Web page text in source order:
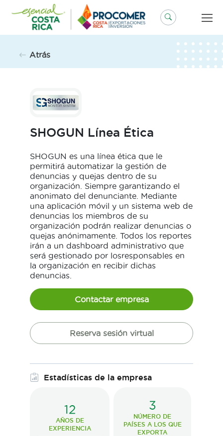
contenido
Atrás
SHOGUN Línea Ética
SHOGUN es una línea ética que le
permitirá automatizar la gestión de
denuncias y quejas dentro de su
organización. Siempre garantizando el
anonimato del denunciante. Mediante
una aplicación móvil y un sistema web de
denuncias los miembros de su
organización podrán realizar denuncias o
quejas anónimamente. Todos los reportes
irán a un dashboard administrativo que
será gestionado por losresponsables en
la organización en recibir dichas
denuncias.
Contactar empresa
Reserva sesión virtual
Estadísticas de la empresa
12
AÑOS DE
EXPERIENCIA
3
NÚMERO DE
PAÍSES A LOS QUE
EXPORTA